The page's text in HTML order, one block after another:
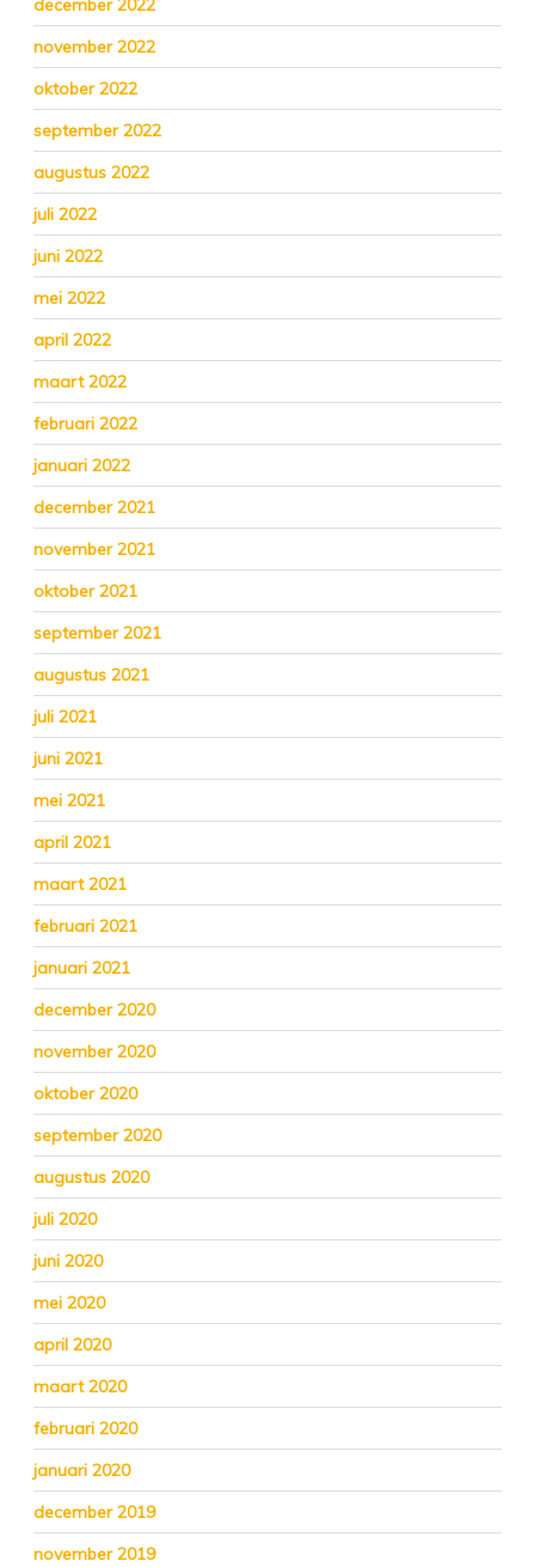
december 2022
november 2022
oktober 2022
september 2022
augustus 2022
juli 2022
juni 2022
mei 2022
april 2022
maart 2022
februari 2022
januari 2022
december 2021
november 2021
oktober 2021
september 2021
augustus 2021
juli 2021
juni 2021
mei 2021
april 2021
maart 2021
februari 2021
januari 2021
december 2020
november 2020
oktober 2020
september 2020
augustus 2020
juli 2020
juni 2020
mei 2020
april 2020
maart 2020
februari 2020
januari 2020
december 2019
november 2019